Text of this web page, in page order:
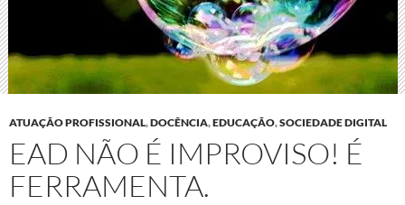
ATUAÇÃO PROFISSIONAL,DOCÊNCIA,EDUCAÇÃO,SOCIEDADE DIGITAL
EAD NÃO É IMPROVISO! É
FERRAMENTA.